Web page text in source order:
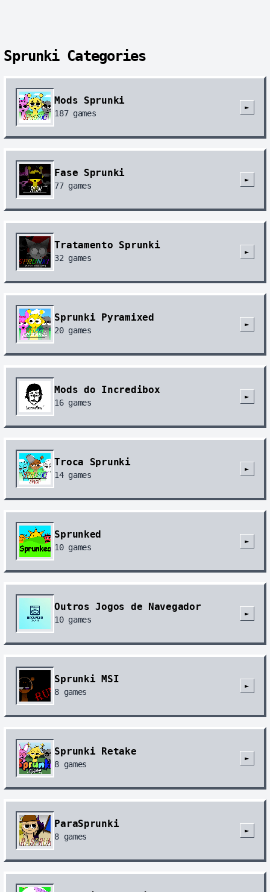
Sprunki Categories
Mods Sprunki
187games
►
Fase Sprunki
77games
►
Tratamento Sprunki
32 games
►
Sprunki Pyramixed
20games
►
Mods do Incredibox
16games
►
Troca Sprunki
14games
►
Sprunked
10games
►
Outros Jogos de Navegador
10games
►
Sprunki MSI
8 games
►
Sprunki Retake
8 games
►
ParaSprunki
8 games
►